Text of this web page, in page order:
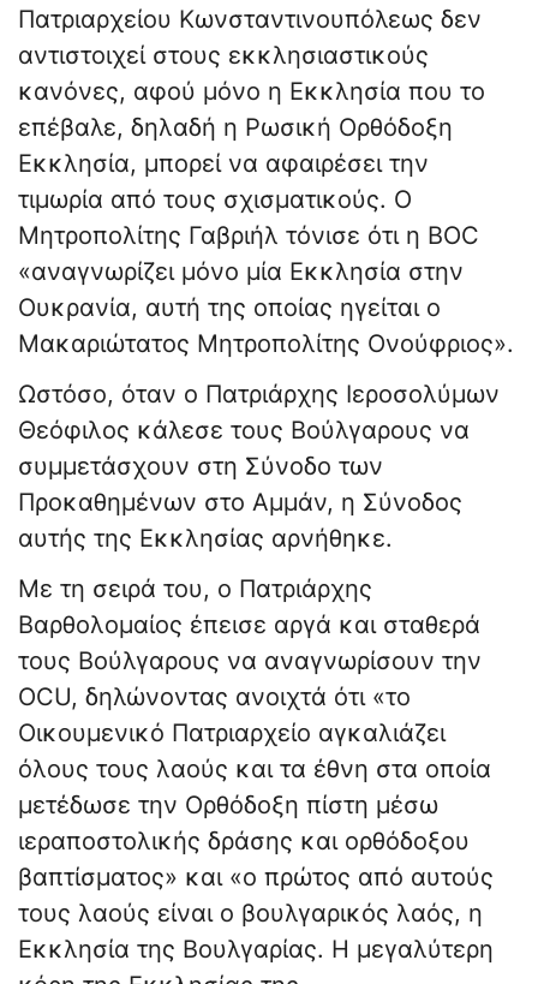
Πατριαρχείου Κωνσταντινουπόλεως δεν
αντιστοιχεί στους εκκλησιαστικούς
κανόνες, αφού μόνο η Εκκλησία που το
επέβαλε, δηλαδή η Ρωσική Ορθόδοξη
Εκκλησία, μπορεί να αφαιρέσει την
τιμωρία από τους σχισματικούς. Ο
Μητροπολίτης Γαβριήλ τόνισε ότι η BOC
«αναγνωρίζει μόνο μία Εκκλησία στην
Ουκρανία, αυτή της οποίας ηγείται ο
Μακαριώτατος Μητροπολίτης Ονούφριος».
Ωστόσο, όταν ο Πατριάρχης Ιεροσολύμων
Θεόφιλος κάλεσε τους Βούλγαρους να
συμμετάσχουν στη Σύνοδο των
Προκαθημένων στο Αμμάν, η Σύνοδος
αυτής της Εκκλησίας αρνήθηκε.
Με τη σειρά του, ο Πατριάρχης
Βαρθολομαίος έπεισε αργά και σταθερά
τους Βούλγαρους να αναγνωρίσουν την
OCU, δηλώνοντας ανοιχτά ότι «το
Οικουμενικό Πατριαρχείο αγκαλιάζει
όλους τους λαούς και τα έθνη στα οποία
μετέδωσε την Ορθόδοξη πίστη μέσω
ιεραποστολικής δράσης και ορθόδοξου
βαπτίσματος» και «ο πρώτος από αυτούς
τους λαούς είναι ο βουλγαρικός λαός, η
Εκκλησία της Βουλγαρίας. Η μεγαλύτερη